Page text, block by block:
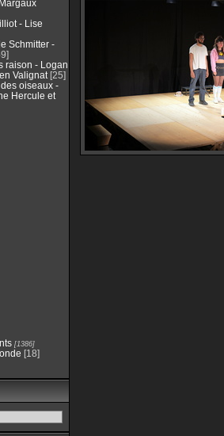
- Lise
Schmitter -
raison - Logan
Valignat[25]
oiseaux -
Hercule et
[1386]
[18]